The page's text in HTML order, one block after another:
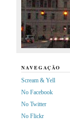
NAVEGAÇÃO
Scream & Yell
No Facebook
No Twitter
No Flickr